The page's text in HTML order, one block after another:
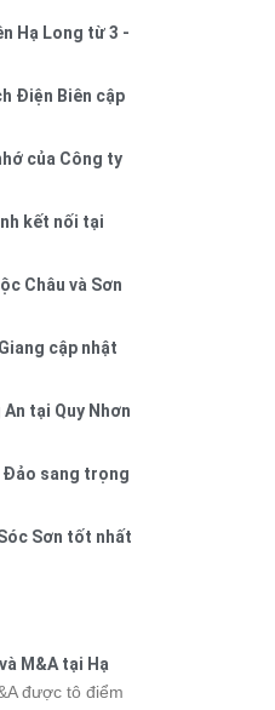
Hạ Long từ 3 -
Điện Biên cập
của Công ty
kết nối tại
Châu và Sơn
cập nhật
tại Quy Nhơn
Đảo sang trọng
Sơn tốt nhất
M&A tại Hạ
được tô điểm